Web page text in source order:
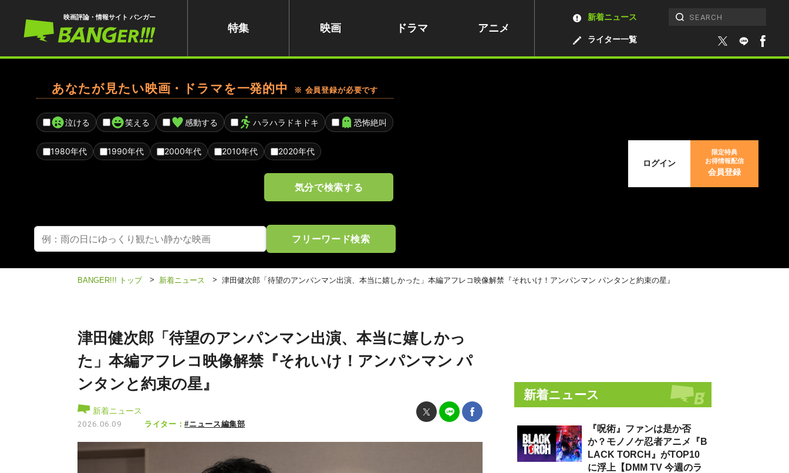
映画評論・情報サイト バンガー
特集 映画 ドラマ アニメ
ライター一覧
新着ニュース
あなたが見たい映画・ドラマを一発的中 ※ 会員登録が必要です
泣ける 笑える 感動する ハラハラドキドキ 恐怖絶叫
1980年代 1990年代 2000年代 2010年代 2020年代
気分で検索する
フリーワード検索
ログイン
限定特典
お得情報配信
会員登録
BANGER!!! トップ > 新着ニュース > 津田健次郎「待望のアンパンマン出演、本当に嬉しかった」本編アフレコ映像解禁『それいけ！アンパンマン パンタンと約束の星』
津田健次郎「待望のアンパンマン出演、本当に嬉しかっ
た」本編アフレコ映像解禁『それいけ！アンパンマン パ
ンタンと約束の星』
新着ニュース
2026.06.09 ライター：#ニュース編集部
新着ニュース
『呪術』ファンは是か否
か？モノノケ忍者アニメ『B
LACK TORCH』がTOP10
に浮上【DMM TV 今週のラ